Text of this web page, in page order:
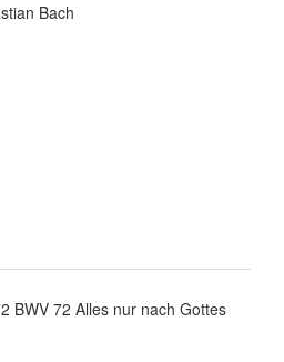
Bach
BWV 72 Alles nur nach Gottes